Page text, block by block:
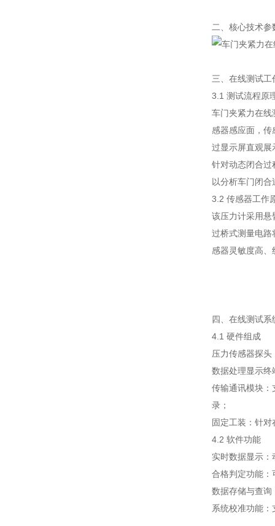
二、核心技术参
三、在线测试工
3.1 测试流程原
车门夹紧力在线
感器感应面，
过显示屏直观展
针对动态闭合过
以分析车门闭
3.2 传感器工作
该压力计采用悬
过桥式测量电路
感器灵敏度高
四、在线测试系
4.1 硬件组成
压力传感器探
数据处理显示终
传输通讯模块：
录；
固定工装：针
4.2 软件功能
实时数据显示
合格判定功能：
数据存储与查询
系统校准功能